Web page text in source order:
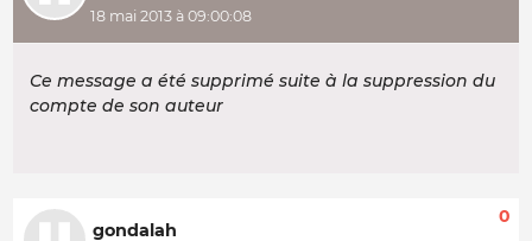
18 mai 2013 à 09:00:08
Ce message a été supprimé suite à la suppression du
compte de son auteur
gondalah
0